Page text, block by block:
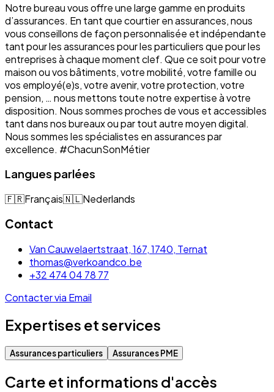
Notre bureau vous offre une large gamme en produits
d’assurances. En tant que courtier en assurances, nous
vous conseillons de façon personnalisée et indépendante
tant pour les assurances pour les particuliers que pour les
entreprises à chaque moment clef. Que ce soit pour votre
maison ou vos bâtiments, votre mobilité, votre famille ou
vos employé(e)s, votre avenir, votre protection, votre
pension, … nous mettons toute notre expertise à votre
disposition. Nous sommes proches de vous et accessibles
tant dans nos bureaux ou par tout autre moyen digital.
Nous sommes les spécialistes en assurances par
excellence. #ChacunSonMétier
Langues parlées
🇫🇷Français🇳🇱Nederlands
Contact
Van Cauwelaertstraat, 167, 1740, Ternat
thomas@verkoandco.be
+32 474 04 78 77
Contacter via Email
Expertises et services
Assurances particuliers Assurances PME
Carte et informations d'accès